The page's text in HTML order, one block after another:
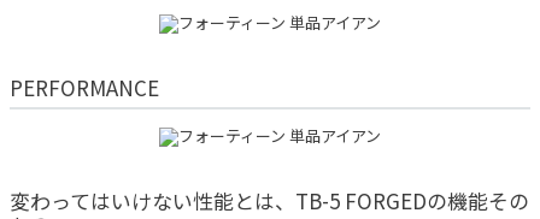
PERFORMANCE
変わってはいけない性能とは、TB-5 FORGEDの機能その